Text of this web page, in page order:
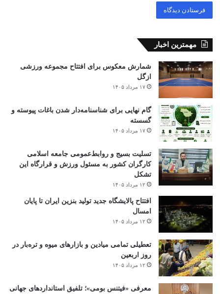
مهمترین اخبار
شمارش معکوس برای افتتاح مجموعه ورزشی
ازگل
۱۷ مرداد ۱۴۰۵
گام نهایی برای شناسنامه‌دار شدن باغات پیوسته و
گسسته
۱۷ مرداد ۱۴۰۵
تسلیت بسیج و روابط‌عمومی جامعه اسلامی
کارگران کشور به مسئول ورزش و قرارگاه این
تشکل
۱۲ مرداد ۱۴۰۵
افتتاح ‌پالایشگاه جدید تولید بنزین ایران تا پایان
امسال
۱۲ مرداد ۱۴۰۵
تعطیلی تمامی میادین و بازارهای میوه و تره‌بار در
روز اربعین
۱۲ مرداد ۱۴۰۵
معرفی «فیتنس بومی»؛ تلفیق استانداردهای جهانی